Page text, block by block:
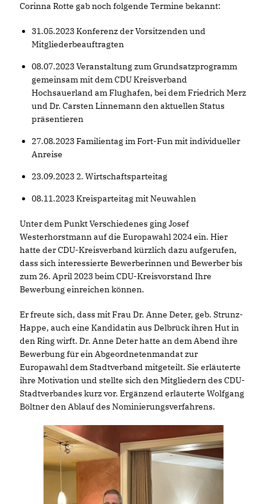
Corinna Rotte gab noch folgende Termine bekannt:
31.05.2023 Konferenz der Vorsitzenden und
Mitgliederbeauftragten
08.07.2023 Veranstaltung zum Grundsatzprogramm
gemeinsam mit dem CDU Kreisverband
Hochsauerland am Flughafen, bei dem Friedrich Merz
und Dr. Carsten Linnemann den aktuellen Status
präsentieren
27.08.2023 Familientag im Fort-Fun mit individueller
Anreise
23.09.2023 2. Wirtschaftsparteitag
08.11.2023 Kreisparteitag mit Neuwahlen
Unter dem Punkt Verschiedenes ging Josef
Westerhorstmann auf die Europawahl 2024 ein. Hier
hatte der CDU-Kreisverband kürzlich dazu aufgerufen,
dass sich interessierte Bewerberinnen und Bewerber bis
zum 26. April 2023 beim CDU-Kreisvorstand Ihre
Bewerbung einreichen können.
Er freute sich, dass mit Frau Dr. Anne Deter, geb. Strunz-
Happe, auch eine Kandidatin aus Delbrück ihren Hut in
den Ring wirft. Dr. Anne Deter hatte an dem Abend ihre
Bewerbung für ein Abgeordnetenmandat zur
Europawahl dem Stadtverband mitgeteilt. Sie erläuterte
ihre Motivation und stellte sich den Mitgliedern des CDU-
Stadtverbandes kurz vor. Ergänzend erläuterte Wolfgang
Böltner den Ablauf des Nominierungsverfahrens.